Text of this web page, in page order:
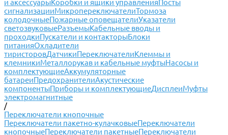
и аксессуарыКоробки и ящики управленияПосты
сигнализацииМикропереключателиТормоза
колодочныеПожарные оповещателиУказатели
светозвуковыеРазъемыКабельные вводы и
проходкиПускатели и контакторыБлоки
питанияОхладители
тиристоровДатчикиПереключателиКлеммы и
клемникиМеталлорукав и кабельные муфтыНасосы и
комплектующиеАккумуляторные
батареиПредохранителиАкустические
компонентыПриборы и комплектующиеДисплеиМуфты
электромагнитные
/
Переключатели кнопочные
Переключатели пакетно-кулачковыеПереключатели
кнопочныеПереключатели пакетныеПереключатели